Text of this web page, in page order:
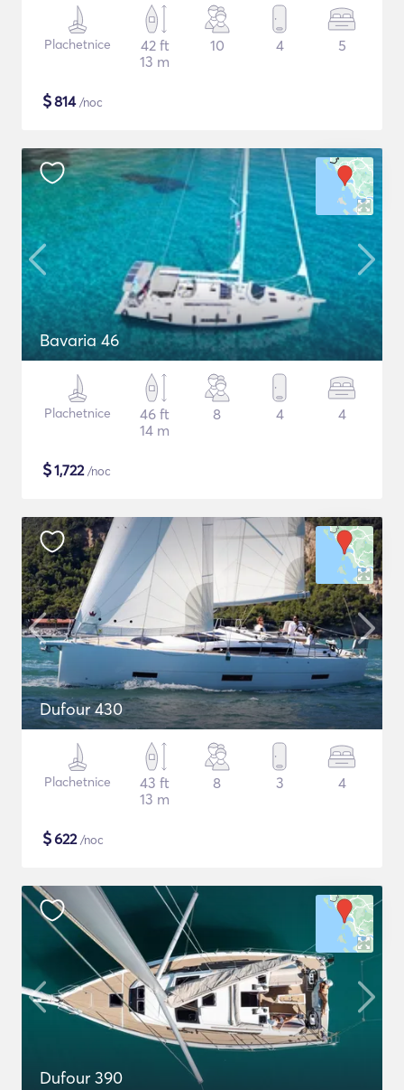
Plachetnice
42 ft
13 m
10 4 5
$814/noc
Bavaria 46
Plachetnice
46 ft
14 m
8 4 4
$1,722/noc
Dufour 430
Plachetnice
43 ft
13 m
8 3 4
$622/noc
Dufour 390